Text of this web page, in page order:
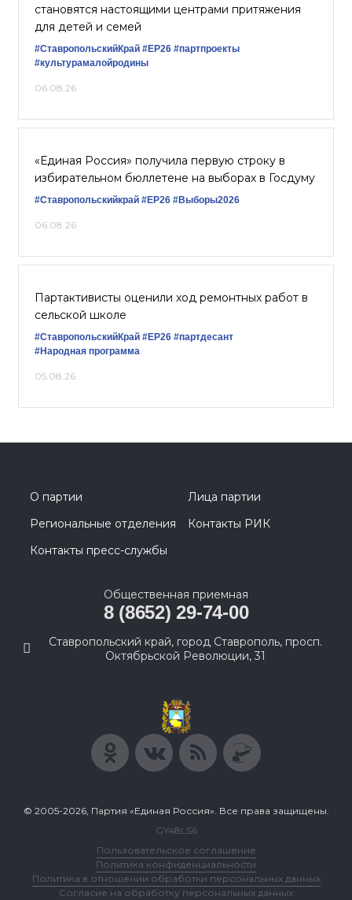
становятся настоящими центрами притяжения
для детей и семей
#СтавропольскийКрай #ЕР26 #партпроекты
#культурамалойродины
06.08.26
«Единая Россия» получила первую строку в
избирательном бюллетене на выборах в Госдуму
#Ставропольскийкрай #ЕР26 #Выборы2026
06.08.26
Партактивисты оценили ход ремонтных работ в
сельской школе
#СтавропольскийКрай #ЕР26 #партдесант
#Народная программа
05.08.26
О партии
Лица партии
Региональные отделения
Контакты РИК
Контакты пресс-службы
Общественная приемная
8 (8652) 29-74-00
Ставропольский край, город Ставрополь, просп.
Октябрьской Революции, 31
© 2005-2026, Партия «Единая Россия». Все права защищены.
GY48LS6
Пользовательское соглашение
Политика конфиденциальности
Политика в отношении обработки персональных данных
Согласие на обработку персональных данных